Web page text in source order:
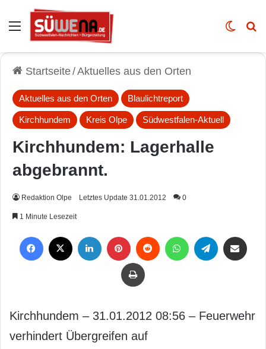
Auswahl Skin
Startseite/Aktuelles aus den Orten
Aktuelles aus den Orten Blaulichtreport
Kirchhundem Kreis Olpe Südwestfalen-Aktuell
Kirchhundem: Lagerhalle
abgebrannt.
Redaktion Olpe Letztes Update 31.01.2012 0
1 Minute Lesezeit
Drucken
Kirchhundem – 31.01.2012 08:56 – Feuerwehr
verhindert Übergreifen auf